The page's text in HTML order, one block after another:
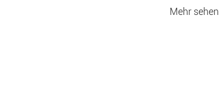
Mehr sehen